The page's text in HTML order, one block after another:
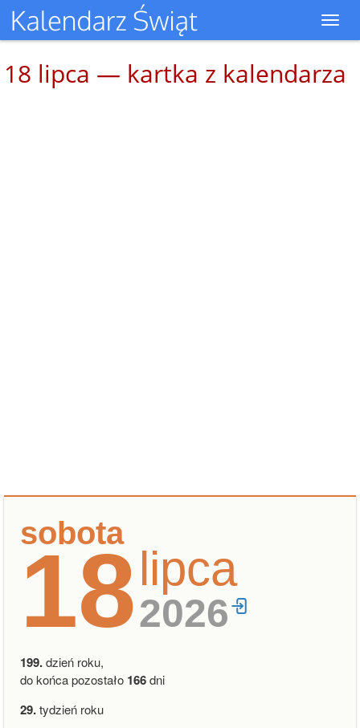
18 lipca — kartka z kalendarza
sobota
18lipca
2026
199.dzień roku,
do końca pozostało 166dni
29.tydzień roku